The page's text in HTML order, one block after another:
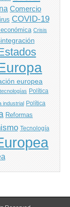
Comercio
COVID-19
Crisis
europea
Política
industrial Política
Reformas
Tecnología